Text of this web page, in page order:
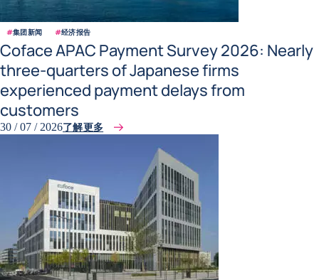
#集团新闻 #经济报告
Coface APAC Payment Survey 2026: Nearly
three-quarters of Japanese firms
experienced payment delays from
customers
30 / 07 / 2026了解更多